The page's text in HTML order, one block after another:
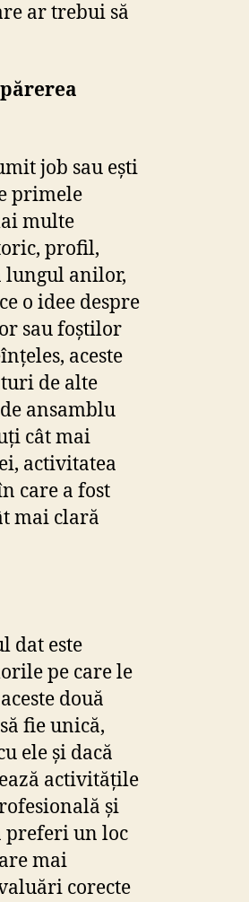
ar trebui să
job sau ești
primele
multe
profil,
lungul anilor,
o idee despre
sau foștilor
aceste
de alte
ansamblu
cât mai
activitatea
care a fost
mai clară
dat este
pe care le
două
fie unică,
ele și dacă
activitățile
și
preferi un loc
mai
corecte